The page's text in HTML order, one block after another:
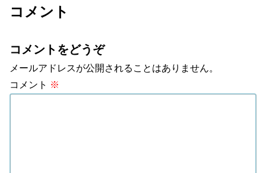
コメント
コメントをどうぞ
メールアドレスが公開されることはありません。
コメント ※